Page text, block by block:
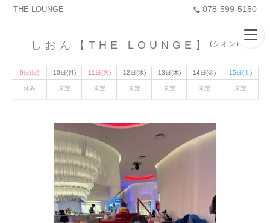
THE LOUNGE 078-599-5150
しおん【THE LOUNGE】 (シオン)
9日(日) 10日(月) 11日(火) 12日(水) 13日(木) 14日(金) 15日(土)
休み 未定 未定 未定 未定 未定 未定